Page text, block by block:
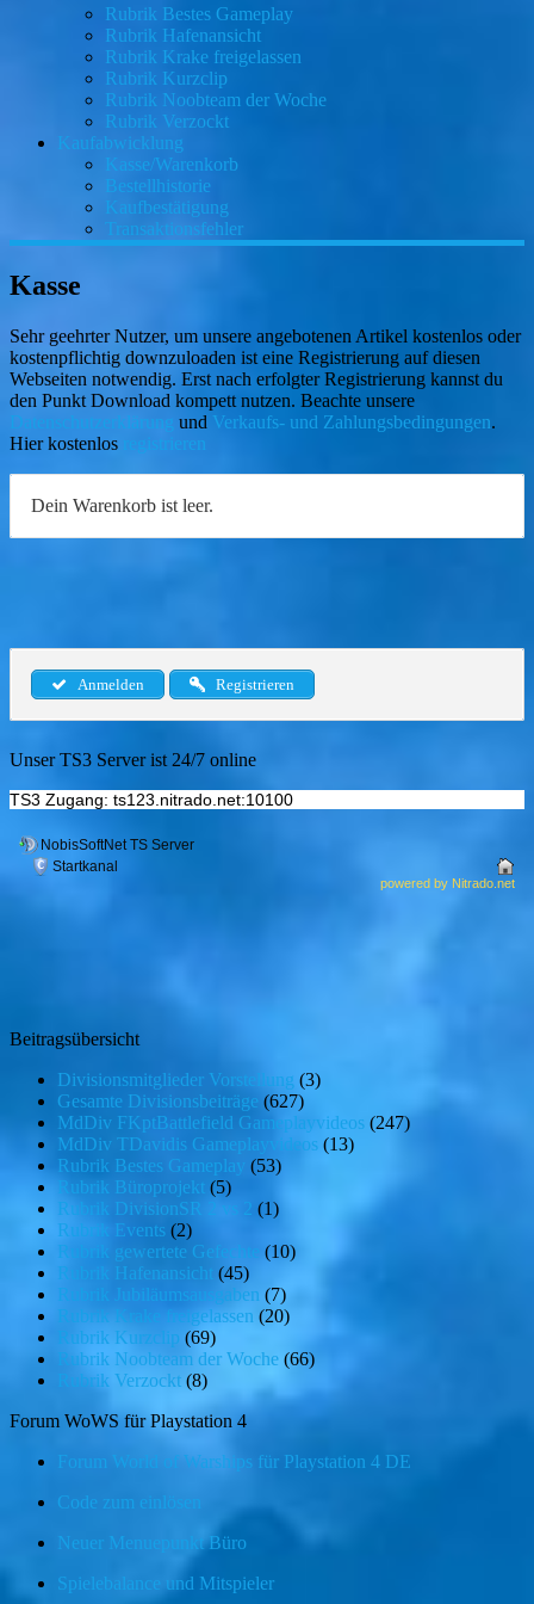
Rubrik Bestes Gameplay
Rubrik Hafenansicht
Rubrik Krake freigelassen
Rubrik Kurzclip
Rubrik Noobteam der Woche
Rubrik Verzockt
Kaufabwicklung
Kasse/Warenkorb
Bestellhistorie
Kaufbestätigung
Transaktionsfehler
Kasse
Sehr geehrter Nutzer, um unsere angebotenen Artikel kostenlos oder
kostenpflichtig downzuloaden ist eine Registrierung auf diesen
Webseiten notwendig. Erst nach erfolgter Registrierung kannst du
den Punkt Download kompett nutzen. Beachte unsere
Datenschutzerklärung und Verkaufs- und Zahlungsbedingungen.
Hier kostenlos
registrieren
Dein Warenkorb ist leer.
Anmelden Registrieren
Unser TS3 Server ist 24/7 online
TS3 Zugang: ts123.nitrado.net:10100
Beitragsübersicht
Divisionsmitglieder Vorstellung (3)
Gesamte Divisionsbeiträge (627)
MdDiv FKptBattlefield Gameplayvideos (247)
MdDiv TDavidis Gameplayvideos (13)
Rubrik Bestes Gameplay (53)
Rubrik Büroprojekt (5)
Rubrik DivisionSR 2 vs 2 (1)
Rubrik Events (2)
Rubrik gewertete Gefechte (10)
Rubrik Hafenansicht (45)
Rubrik Jubiläumsausgaben (7)
Rubrik Krake freigelassen (20)
Rubrik Kurzclip (69)
Rubrik Noobteam der Woche (66)
Rubrik Verzockt (8)
Forum WoWS für Playstation 4
Forum World of Warships für Playstation 4 DE
Code zum einlösen
Neuer Menuepunkt Büro
Spielebalance und Mitspieler